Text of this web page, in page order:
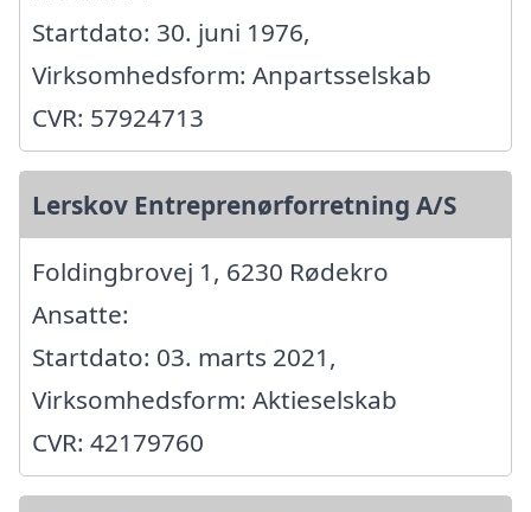
Startdato: 30. juni 1976,
Virksomhedsform: Anpartsselskab
CVR: 57924713
Lerskov Entreprenørforretning A/S
Foldingbrovej 1, 6230 Rødekro
Ansatte:
Startdato: 03. marts 2021,
Virksomhedsform: Aktieselskab
CVR: 42179760